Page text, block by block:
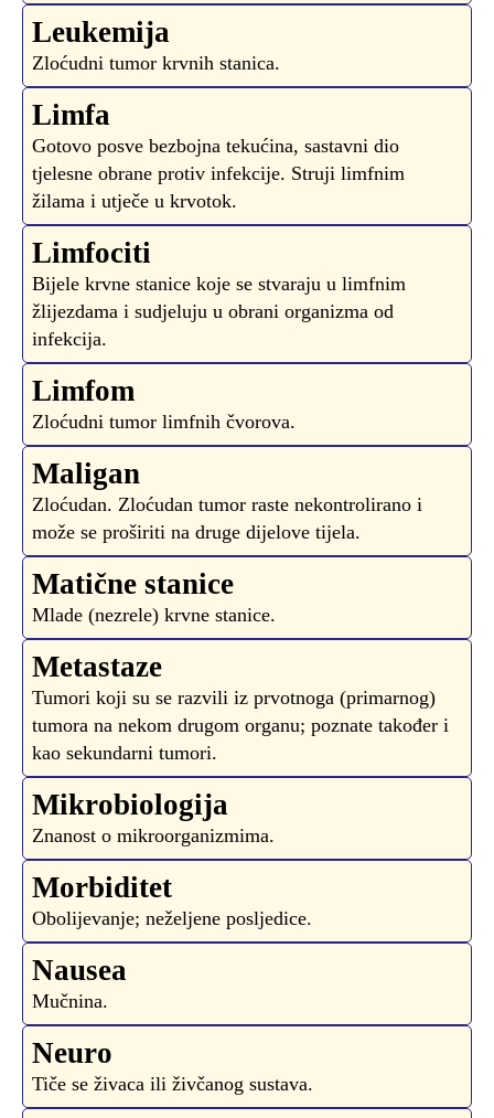
Leukemija
Zloćudni tumor krvnih stanica.
Limfa
Gotovo posve bezbojna tekućina, sastavni dio
tjelesne obrane protiv infekcije. Struji limfnim
žilama i utječe u krvotok.
Limfociti
Bijele krvne stanice koje se stvaraju u limfnim
žlijezdama i sudjeluju u obrani organizma od
infekcija.
Limfom
Zloćudni tumor limfnih čvorova.
Maligan
Zloćudan. Zloćudan tumor raste nekontrolirano i
može se proširiti na druge dijelove tijela.
Matične stanice
Mlade (nezrele) krvne stanice.
Metastaze
Tumori koji su se razvili iz prvotnoga (primarnog)
tumora na nekom drugom organu; poznate također i
kao sekundarni tumori.
Mikrobiologija
Znanost o mikroorganizmima.
Morbiditet
Obolijevanje; neželjene posljedice.
Nausea
Mučnina.
Neuro
Tiče se živaca ili živčanog sustava.